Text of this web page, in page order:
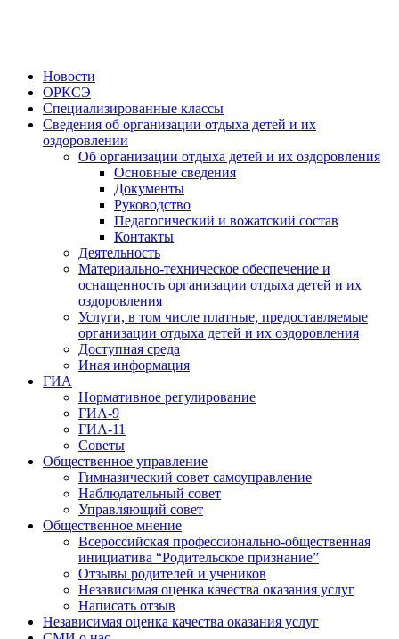
Новости
ОРКСЭ
Специализированные классы
Сведения об организации отдыха детей и их
оздоровлении
Об организации отдыха детей и их оздоровления
Основные сведения
Документы
Руководство
Педагогический и вожатский состав
Контакты
Деятельность
Материально-техническое обеспечение и
оснащенность организации отдыха детей и их
оздоровления
Услуги, в том числе платные, предоставляемые
организации отдыха детей и их оздоровления
Доступная среда
Иная информация
ГИА
Нормативное регулирование
ГИА-9
ГИА-11
Советы
Общественное управление
Гимназический совет самоуправление
Наблюдательный совет
Управляющий совет
Общественное мнение
Всероссийская профессионально-общественная
инициатива “Родительское признание”
Отзывы родителей и учеников
Независимая оценка качества оказания услуг
Написать отзыв
Независимая оценка качества оказания услуг